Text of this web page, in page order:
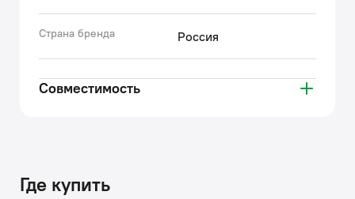
Страна бренда Россия
Совместимость
Где купить